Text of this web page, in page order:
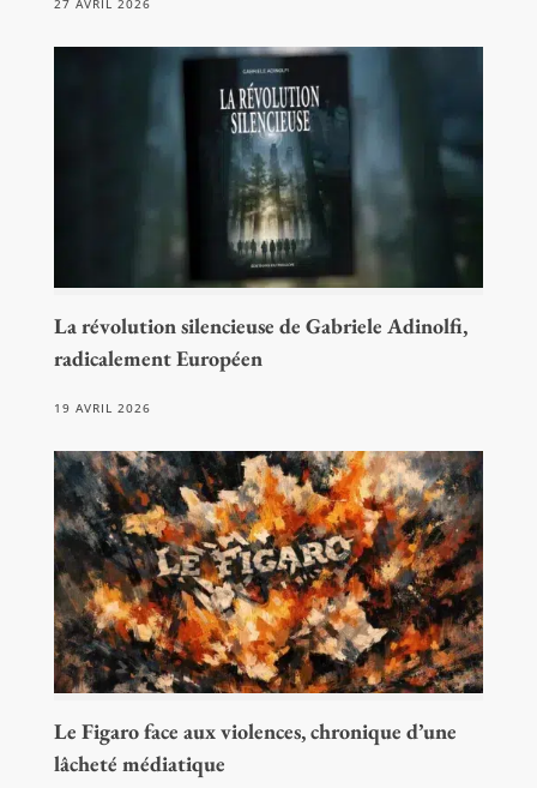
27 AVRIL 2026
La révolution silencieuse de Gabriele Adinolfi,
radicalement Européen
19 AVRIL 2026
Le Figaro face aux violences, chronique d’une
lâcheté médiatique